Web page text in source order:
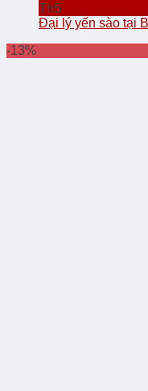
Th5
Đại lý yến sào tại
-13%